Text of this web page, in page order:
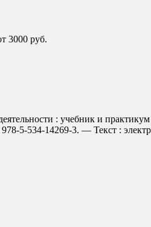
3000 руб.
: учебник и
5-534-14269-3. — Текст :